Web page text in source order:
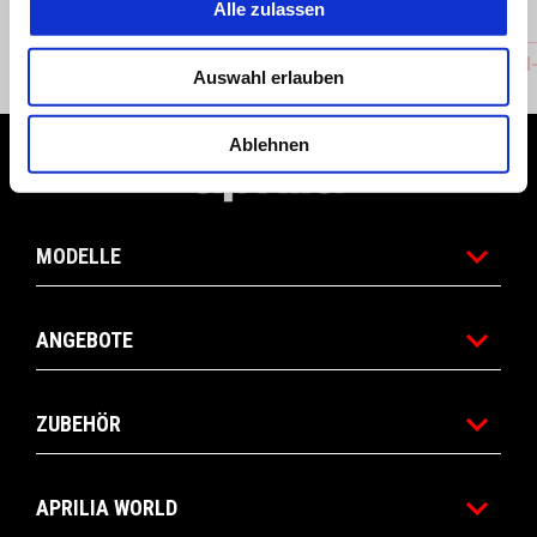
Alle zulassen
Auswahl erlauben
Ablehnen
MODELLE
ANGEBOTE
ZUBEHÖR
APRILIA WORLD